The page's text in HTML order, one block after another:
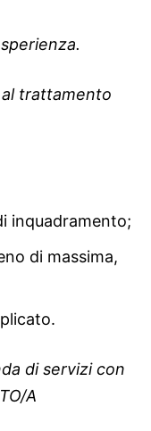
trattamento
inquadramento;
di massima,
di servizi con
A